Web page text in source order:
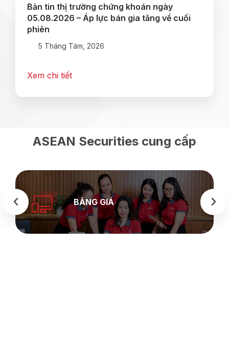
Bản tin thị trường chứng khoán ngày
05.08.2026 – Áp lực bán gia tăng về cuối
phiên
5 Tháng Tám, 2026
Xem chi tiết
ASEAN Securities cung cấp
BẢNG GIÁ